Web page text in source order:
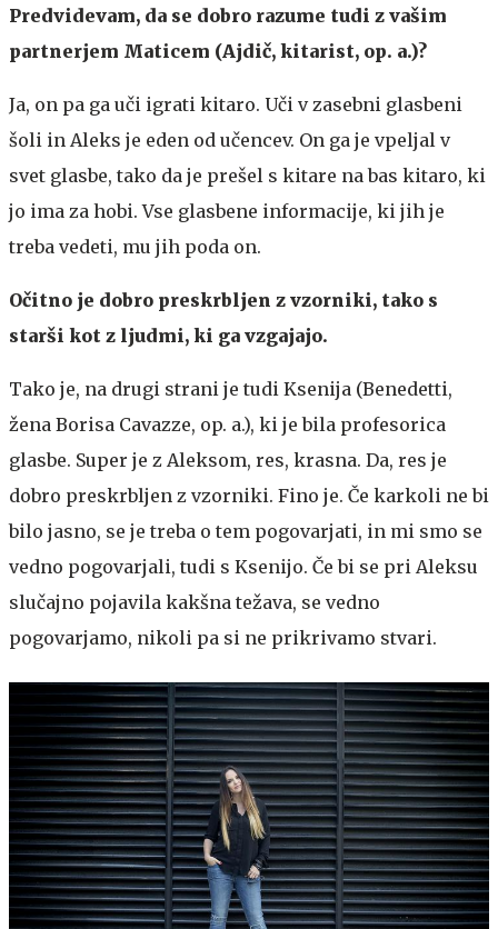
Predvidevam, da se dobro razume tudi z vašim
partnerjem Maticem (Ajdič, kitarist, op. a.)?
Ja, on pa ga uči igrati kitaro. Uči v zasebni glasbeni
šoli in Aleks je eden od učencev. On ga je vpeljal v
svet glasbe, tako da je prešel s kitare na bas kitaro, ki
jo ima za hobi. Vse glasbene informacije, ki jih je
treba vedeti, mu jih poda on.
Očitno je dobro preskrbljen z vzorniki, tako s
starši kot z ljudmi, ki ga vzgajajo.
Tako je, na drugi strani je tudi Ksenija (Benedetti,
žena Borisa Cavazze, op. a.), ki je bila profesorica
glasbe. Super je z Aleksom, res, krasna. Da, res je
dobro preskrbljen z vzorniki. Fino je. Če karkoli ne bi
bilo jasno, se je treba o tem pogovarjati, in mi smo se
vedno pogovarjali, tudi s Ksenijo. Če bi se pri Aleksu
slučajno pojavila kakšna težava, se vedno
pogovarjamo, nikoli pa si ne prikrivamo stvari.